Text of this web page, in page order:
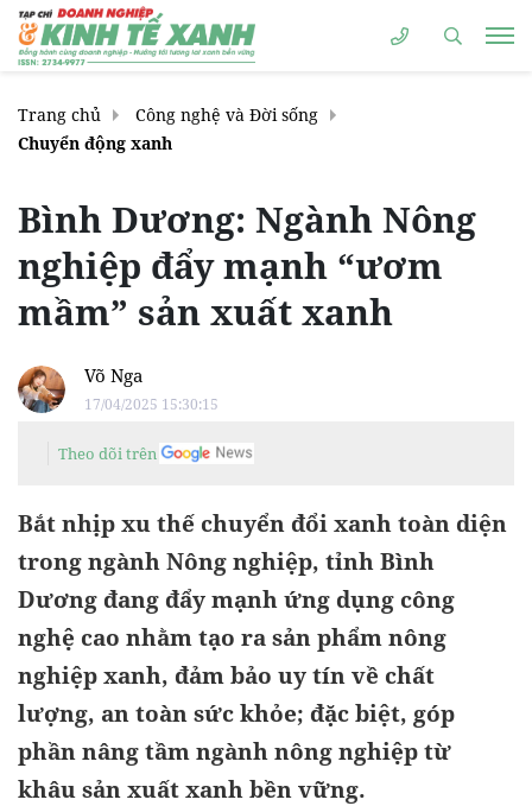
Trang chủ
Công nghệ và Đời sống
Chuyển động xanh
Bình Dương: Ngành Nông
nghiệp đẩy mạnh “ươm
mầm” sản xuất xanh
Võ Nga
17/04/2025 15:30:15
Theo dõi trên
Bắt nhịp xu thế chuyển đổi xanh toàn diện
trong ngành Nông nghiệp, tỉnh Bình
Dương đang đẩy mạnh ứng dụng công
nghệ cao nhằm tạo ra sản phẩm nông
nghiệp xanh, đảm bảo uy tín về chất
lượng, an toàn sức khỏe; đặc biệt, góp
phần nâng tầm ngành nông nghiệp từ
khâu sản xuất xanh bền vững.